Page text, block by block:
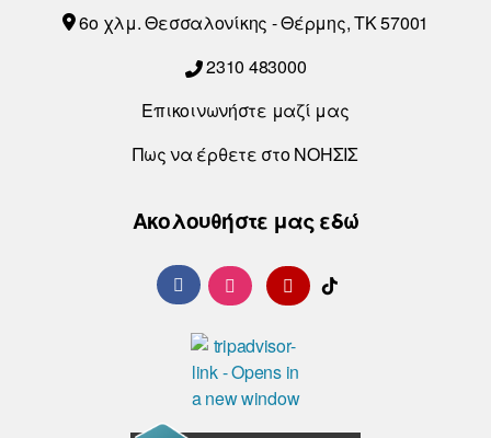
6o χλμ. Θεσσαλονίκης - Θέρμης, ΤΚ 57001
2310 483000
Επικοινωνήστε μαζί μας
Πως να έρθετε στο ΝΟΗΣΙΣ
Ακολουθήστε μας εδώ